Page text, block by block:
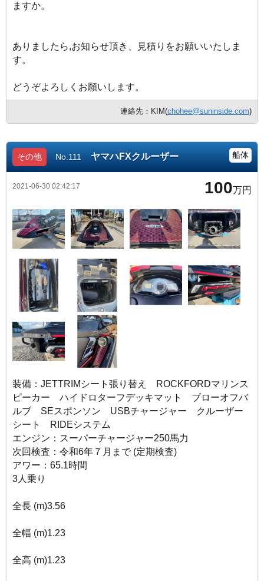
ますか。
ありましたら,お知らせ頂き、見積りをお願いいたしま
す。
どうぞよろしくお願いします。
連絡先：KIM(chohee@suninside.com)
その他 No.111 ヤマハFXクルーザー 船体
2021-06-30 02:42:17 100万円
装備：JETTRIMシート張り替え ROCKFORDマリンス
ピーカー ハイドロターフデッキマット ブローオフバ
ルブ SEスポンソン USBチャージャー クルーザー
シート RIDEシステム
エンジン：スーパーチャージャー250馬力
次回検査：令和6年７月まで (定期検査)
アワー：65.1時間
3人乗り
全長 (m)3.56
全幅 (m)1.23
全高 (m)1.23